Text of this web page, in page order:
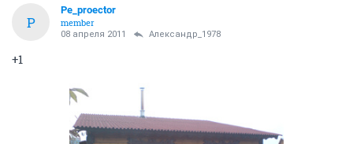
P
Pe_proector
member
08 апреля 2011 Александр_1978
+1